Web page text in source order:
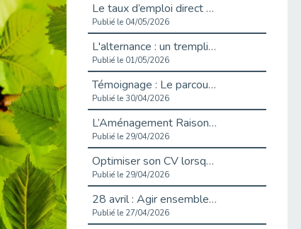
Le taux d’emploi direct dans la fonction publique dépasse 6 % en 2025
Publié le 04/05/2026
L'alternance : un tremplin vers l'emploi aussi pour les personnes en situation de handicap
Publié le 01/05/2026
Témoignage : Le parcours de Marc, 44 ans
Publié le 30/04/2026
L’Aménagement Raisonnable : Un Levier pour l’Équité
Publié le 29/04/2026
Optimiser son CV lorsqu’on est en situation de handicap
Publié le 29/04/2026
28 avril : Agir ensemble pour une culture de prévention au travail
Publié le 27/04/2026